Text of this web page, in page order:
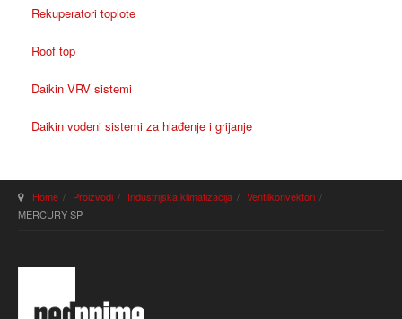
Rekuperatori toplote
Roof top
Daikin VRV sistemi
Daikin vodeni sistemi za hlađenje i grijanje
Home Proizvodi Industrijska klimatizacija
Ventilkonvektori
MERCURY SP